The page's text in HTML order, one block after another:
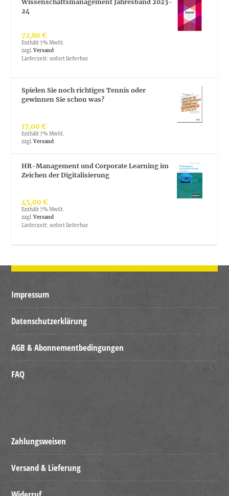
Wissenschaftsmanagement Jahresband 2023-
24
72,80€
Enthält 7% MwSt.
zzgl.Versand
Lieferzeit: sofort lieferbar
Spielen Sie noch richtiges Tennis oder
gewinnen Sie schon was?
17,00€
Enthält 7% MwSt.
zzgl.Versand
HR-Management und Corporate Learning im
Zeichen der Digitalisierung
45,00€
Enthält 7% MwSt.
zzgl.Versand
Lieferzeit: sofort lieferbar
Impressum
Datenschutzerklärung
AGB & Abonnementbedingungen
FAQ
Zahlungsweisen
Versand & Lieferung